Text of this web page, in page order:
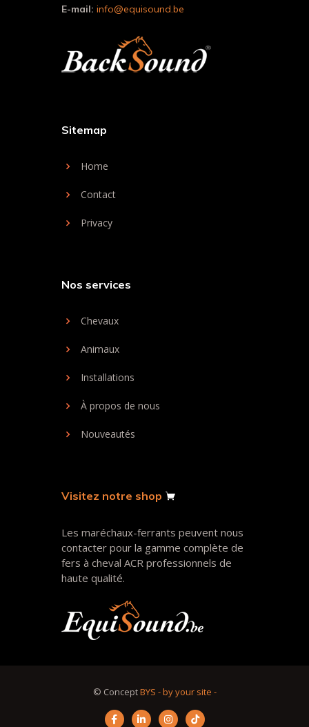
E-mail: info@equisound.be
Sitemap
Home
Contact
Privacy
Nos services
Chevaux
Animaux
Installations
À propos de nous
Nouveautés
Visitez notre shop
Les maréchaux-ferrants peuvent nous
contacter pour la gamme complète de
fers à cheval ACR professionnels de
haute qualité.
© ConceptBYS - by your site -